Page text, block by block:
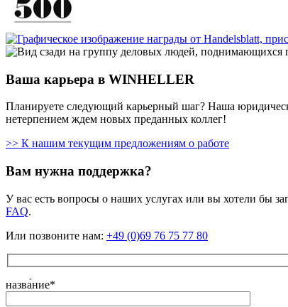
Ваша карьера в WINHELLER
Планируете следующий карьерный шаг? Наша
нетерпением ждем новых преданных коллег!
>> К нашим текущим предложениям о работе
Вам нужна поддержка?
У вас есть вопросы о наших услугах или вы хотели бы
FAQ.
Или позвоните нам: +49 (0)69 76 75 77 80
назва́ние*